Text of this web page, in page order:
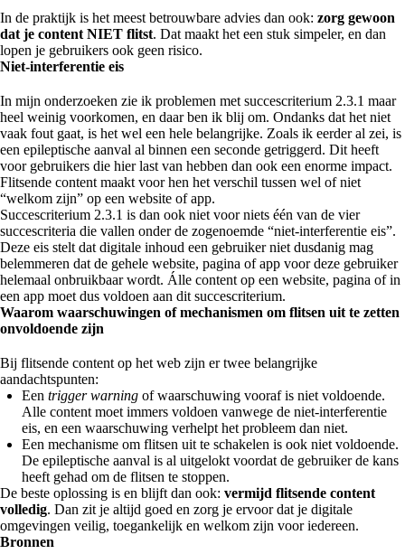
In de praktijk is het meest betrouwbare advies dan ook: zorg gewoon
dat je content NIET flitst. Dat maakt het een stuk simpeler, en dan
lopen je gebruikers ook geen risico.
Niet-interferentie eis
In mijn onderzoeken zie ik problemen met succescriterium 2.3.1 maar
heel weinig voorkomen, en daar ben ik blij om. Ondanks dat het niet
vaak fout gaat, is het wel een hele belangrijke. Zoals ik eerder al zei, is
een epileptische aanval al binnen een seconde getriggerd. Dit heeft
voor gebruikers die hier last van hebben dan ook een enorme impact.
Flitsende content maakt voor hen het verschil tussen wel of niet
“welkom zijn” op een website of app.
Succescriterium 2.3.1 is dan ook niet voor niets één van de vier
succescriteria die vallen onder de zogenoemde “niet-interferentie eis”.
Deze eis stelt dat digitale inhoud een gebruiker niet dusdanig mag
belemmeren dat de gehele website, pagina of app voor deze gebruiker
helemaal onbruikbaar wordt. Álle content op een website, pagina of in
een app moet dus voldoen aan dit succescriterium.
Waarom waarschuwingen of mechanismen om flitsen uit te zetten
onvoldoende zijn
Bij flitsende content op het web zijn er twee belangrijke
aandachtspunten:
Een trigger warning of waarschuwing vooraf is niet voldoende.
Alle content moet immers voldoen vanwege de niet-interferentie
eis, en een waarschuwing verhelpt het probleem dan niet.
Een mechanisme om flitsen uit te schakelen is ook niet voldoende.
De epileptische aanval is al uitgelokt voordat de gebruiker de kans
heeft gehad om de flitsen te stoppen.
De beste oplossing is en blijft dan ook: vermijd flitsende content
volledig. Dan zit je altijd goed en zorg je ervoor dat je digitale
omgevingen veilig, toegankelijk en welkom zijn voor iedereen.
Bronnen